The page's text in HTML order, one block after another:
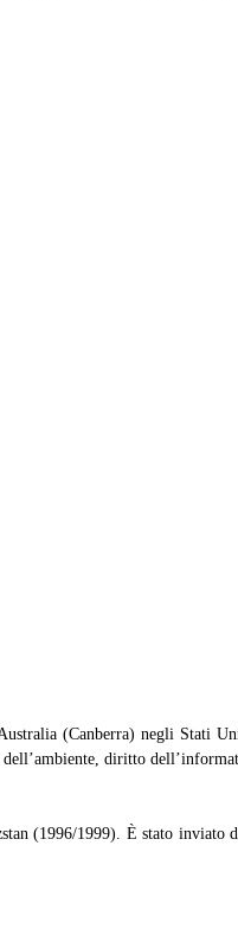
(Canberra) negli Stati
diritto
(1996/1999). È stato inviato